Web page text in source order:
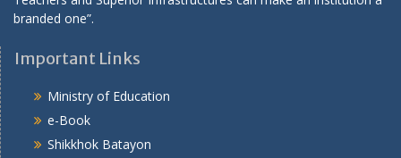
branded one”.
Important Links
Ministry of Education
e-Book
Shikkhok Batayon